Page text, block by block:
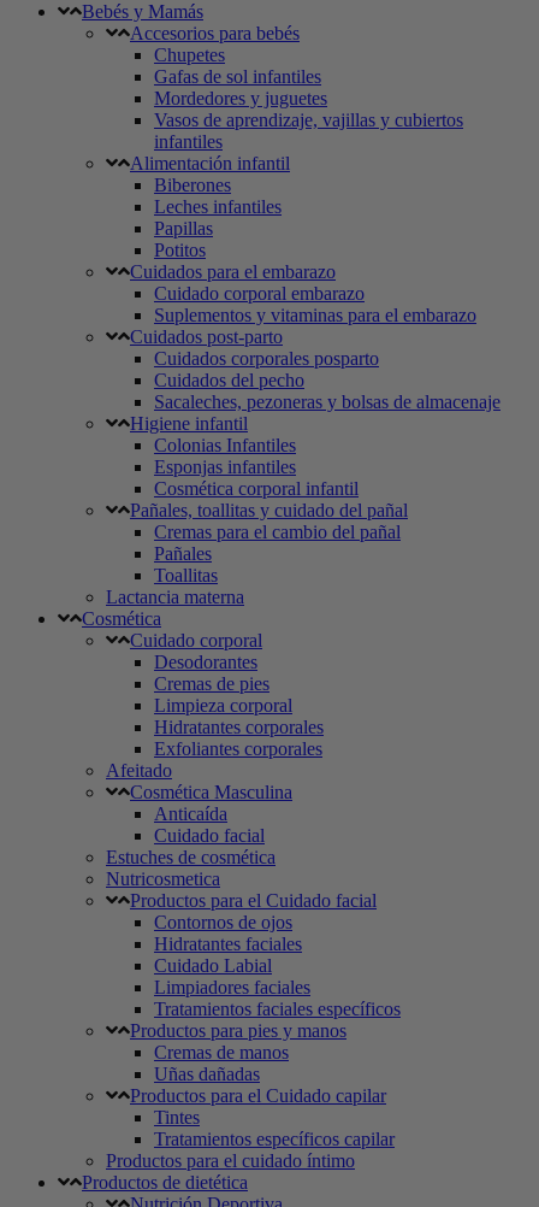
Bebés y Mamás
Accesorios para bebés
Chupetes
Gafas de sol infantiles
Mordedores y juguetes
Vasos de aprendizaje, vajillas y cubiertos
infantiles
Alimentación infantil
Biberones
Leches infantiles
Papillas
Potitos
Cuidados para el embarazo
Cuidado corporal embarazo
Suplementos y vitaminas para el embarazo
Cuidados post-parto
Cuidados corporales posparto
Cuidados del pecho
Sacaleches, pezoneras y bolsas de almacenaje
Higiene infantil
Colonias Infantiles
Esponjas infantiles
Cosmética corporal infantil
Pañales, toallitas y cuidado del pañal
Cremas para el cambio del pañal
Pañales
Toallitas
Lactancia materna
Cosmética
Cuidado corporal
Desodorantes
Cremas de pies
Limpieza corporal
Hidratantes corporales
Exfoliantes corporales
Afeitado
Cosmética Masculina
Anticaída
Cuidado facial
Estuches de cosmética
Nutricosmetica
Productos para el Cuidado facial
Contornos de ojos
Hidratantes faciales
Cuidado Labial
Limpiadores faciales
Tratamientos faciales específicos
Productos para pies y manos
Cremas de manos
Uñas dañadas
Productos para el Cuidado capilar
Tintes
Tratamientos específicos capilar
Productos para el cuidado íntimo
Productos de dietética